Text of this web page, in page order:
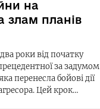
на
злам планів
роки від початку
за задумом
перенесла бойові дії
Цей крок…